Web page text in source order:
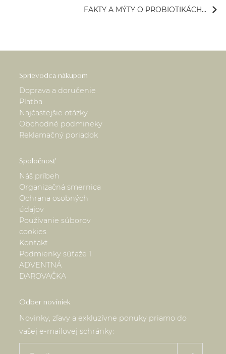
FAKTY A MÝTY O PROBIOTIKÁCH...
Sprievodca nákupom
Doprava a doručenie
Platba
Najčastejšie otázky
Obchodné podmineky
Reklamačný poriadok
Spoločnosť
Náš príbeh
Organizačná smernica
Ochrana osobných
údajov
Používanie súborov
cookies
Kontakt
Podmienky súťaže 1.
ADVENTNÁ
DAROVAČKA
Odber noviniek
Novinky, zľavy a exkluzívne ponuky priamo do
vašej e-mailovej schránky: